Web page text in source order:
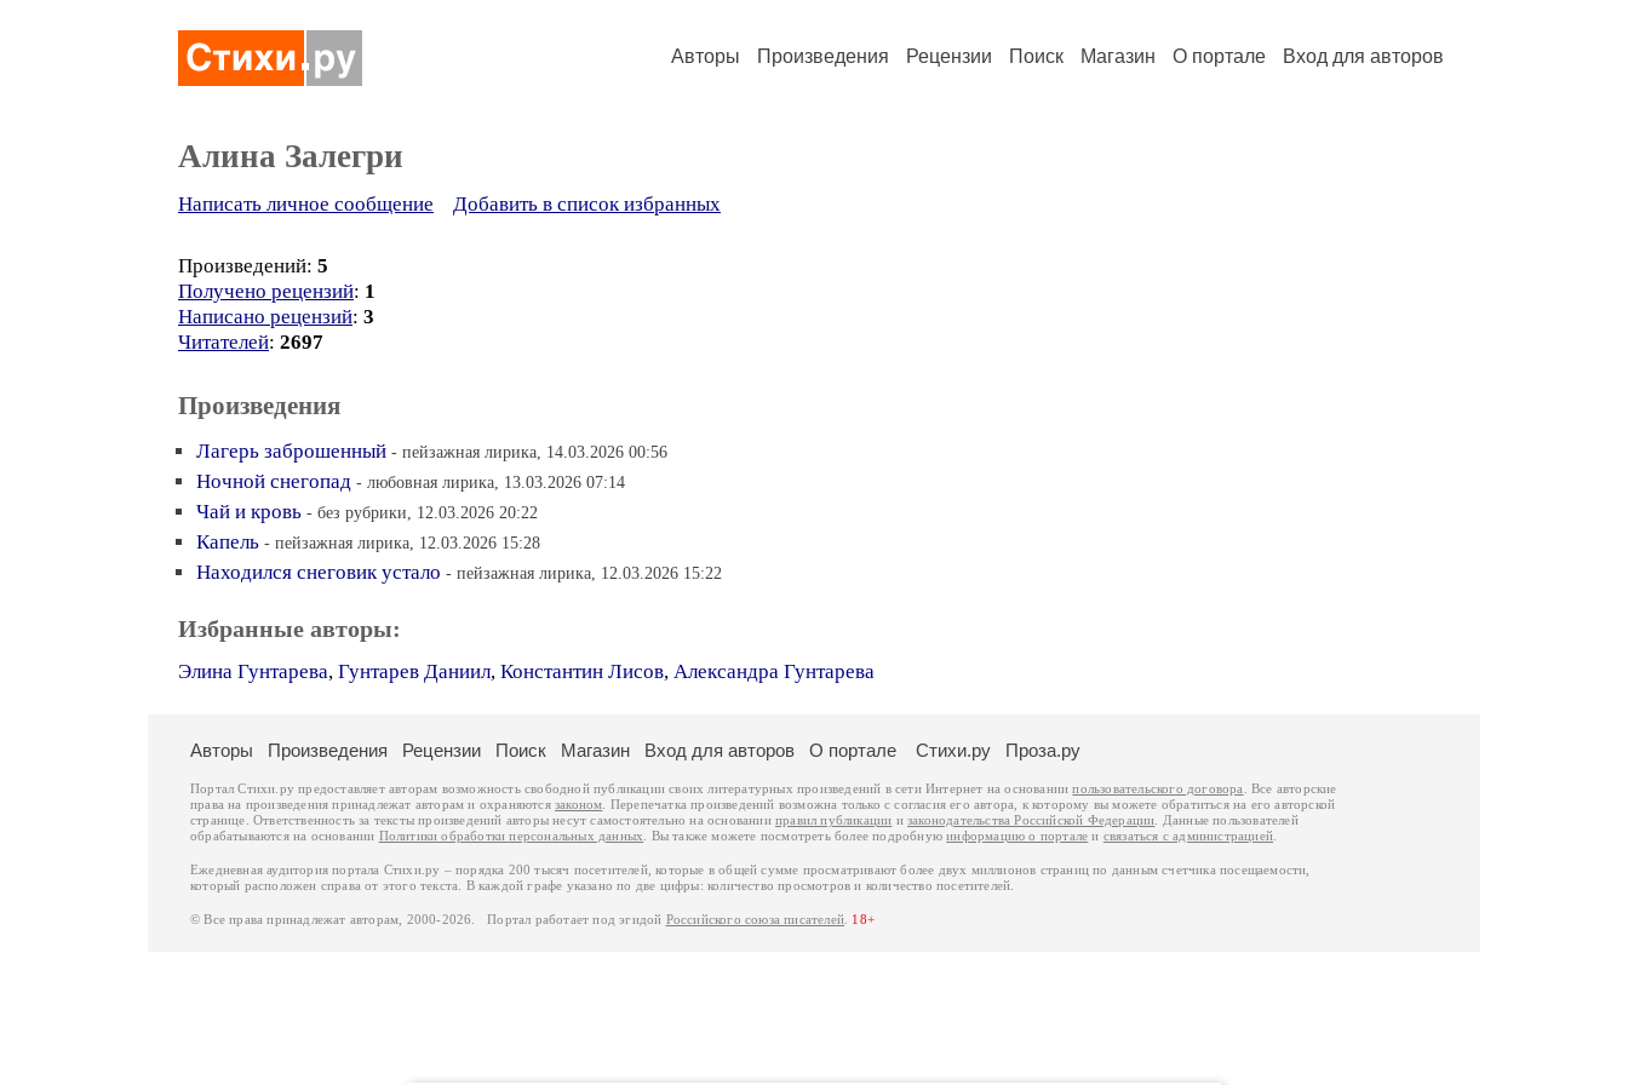
Авторы Произведения Рецензии Поиск Магазин О портале Вход для авторов
Алина Залегри
Написать личное сообщение Добавить в список избранных
Произведений: 5
Получено рецензий: 1
Написано рецензий: 3
Читателей: 2697
Произведения
Лагерь заброшенный - пейзажная лирика, 14.03.2026 00:56
Ночной снегопад - любовная лирика, 13.03.2026 07:14
Чай и кровь - без рубрики, 12.03.2026 20:22
Капель - пейзажная лирика, 12.03.2026 15:28
Находился снеговик устало - пейзажная лирика, 12.03.2026 15:22
Избранные авторы:
Элина Гунтарева, Гунтарев Даниил, Константин Лисов, Александра Гунтарева
Авторы Произведения Рецензии Поиск Магазин Вход для авторов О портале Стихи.ру Проза.ру
Портал Стихи.ру предоставляет авторам возможность свободной публикации своих литературных произведений в сети Интернет на основаниипользовательского договора
. Все авторские
права на произведения принадлежат авторам и охраняются законом . Перепечатка произведений возможна только с согласия его автора, к которому вы можете обратиться на его авторской
странице. Ответственность за тексты произведений авторы несут самостоятельно на основанииправил публикации изаконодательства Российской Федерации . Данные пользователей
обрабатываются на основании Политики обработки персональных данных . Вы также можете посмотреть более подробнуюинформацию о портале и связаться с администрацией
Ежедневная аудитория портала Стихи.ру – порядка 200 тысяч посетителей, которые в общей сумме просматривают более двух миллионов страниц по данным счетчика посещаемости,
который расположен справа от этого текста. В каждой графе указано по две цифры: количество просмотров и количество посетителей.
© Все права принадлежат авторам, 2000-2026. Портал работает под эгидой Российского союза писателей 18+